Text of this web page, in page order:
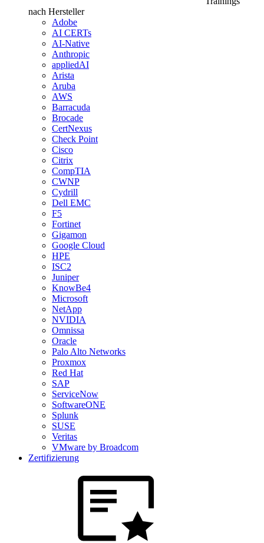
nach Hersteller
Adobe
AI CERTs
AI-Native
Anthropic
appliedAI
Arista
Aruba
AWS
Barracuda
Brocade
CertNexus
Check Point
Cisco
Citrix
CompTIA
CWNP
Cydrill
Dell EMC
F5
Fortinet
Gigamon
Google Cloud
HPE
ISC2
Juniper
KnowBe4
Microsoft
NetApp
NVIDIA
Omnissa
Oracle
Palo Alto Networks
Proxmox
Red Hat
SAP
ServiceNow
SoftwareONE
Splunk
SUSE
Veritas
VMware by Broadcom
Zertifizierung